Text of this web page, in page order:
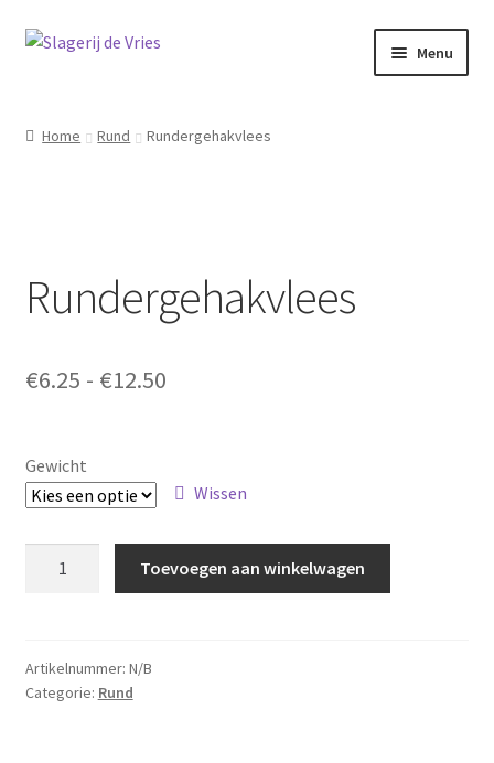
Ga
Ga
Menu
Mijn account
Home Rund Rundergehakvlees
Rundergehakvlees
€6.25 - €12.50Prijsklasse:
€12.50
Gewicht
Wissen
Toevoegen aan winkelwagen
Artikelnummer: N/B
Categorie: Rund